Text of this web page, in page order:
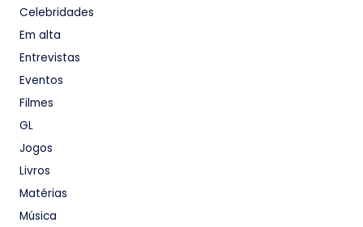
Celebridades
Em alta
Entrevistas
Eventos
Filmes
GL
Jogos
Livros
Matérias
Música